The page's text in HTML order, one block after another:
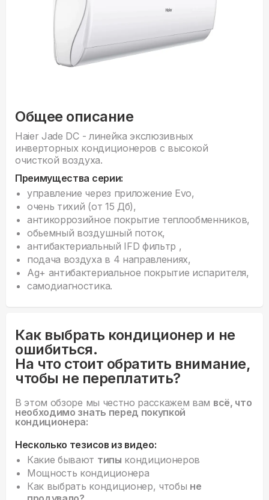
Общее описание
Haier Jade DC - линейка экслюзивных
инверторных кондиционеров с высокой
очисткой воздуха.
Преимущества серии:
управление через приложение Evo,
очень тихий (от 15 Дб),
антикоррозийное покрытие теплообменников,
обьемный воздушный поток,
антибактериальный IFD фильтр ,
подача воздуха в 4 направлениях,
Ag+ антибактериальное покрытие испарителя,
самодиагностика.
Как выбрать кондиционер и не
ошибиться.
На что стоит обратить внимание,
чтобы не переплатить?
В этом обзоре мы честно расскажем вам всё, что
необходимо знать перед покупкой
кондиционера:
Несколько тезисов из видео:
Какие бывают типы кондиционеров
Мощность кондиционера
Как выбрать кондиционер, чтобы не